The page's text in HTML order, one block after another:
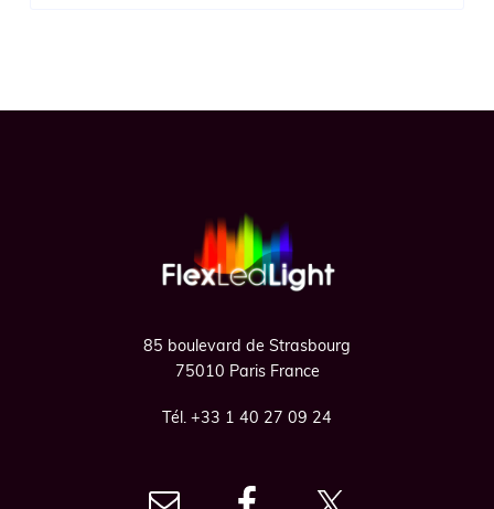
85 boulevard de Strasbourg
75010 Paris France
Tél. +33 1 40 27 09 24